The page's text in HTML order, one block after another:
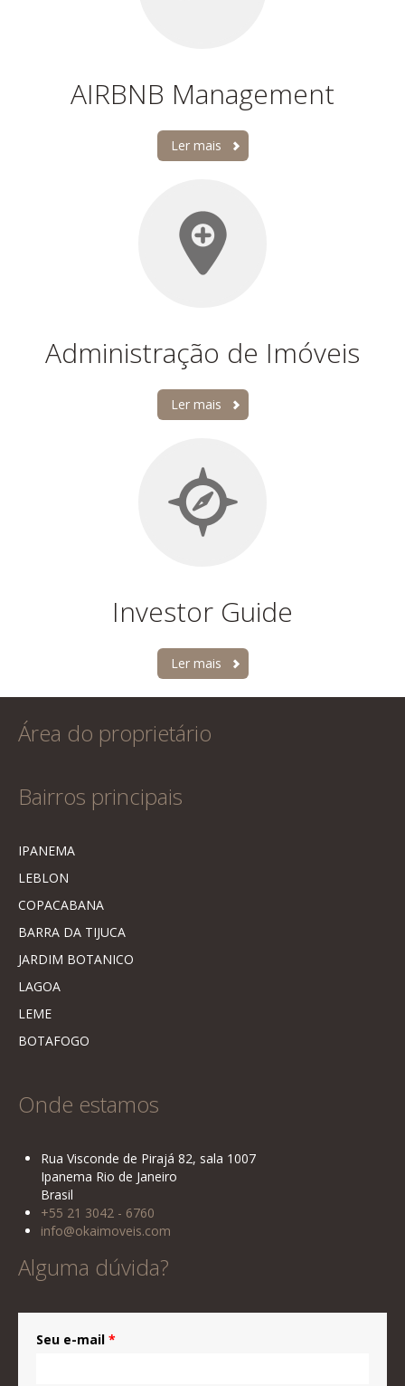
AIRBNB Management
Ler mais
Administração de Imóveis
Ler mais
Investor Guide
Ler mais
Área do proprietário
Bairros principais
IPANEMA
LEBLON
COPACABANA
BARRA DA TIJUCA
JARDIM BOTANICO
LAGOA
LEME
BOTAFOGO
Onde estamos
Rua Visconde de Pirajá 82, sala 1007
Ipanema Rio de Janeiro
Brasil
+55 21 3042 - 6760
info@okaimoveis.com
Alguma dúvida?
Seu e-mail *